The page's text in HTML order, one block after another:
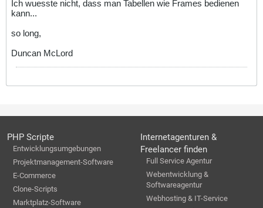
Ich wuesste nicht, dass man Tabellen wie Frames bedienen
kann...
so long,
Duncan McLord
PHP Scripte
Entwicklungsumgebungen
Projektmanagement-Software
E-Commerce
Clone-Scripts
Marktplatz-Software
Internetagenturen &
Freelancer finden
Full Service Agentur
Webentwicklung &
Softwareagentur
Webhosting & IT-Service